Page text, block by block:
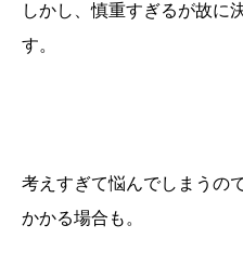
しかし、慎重すぎるが故に
す。
考えすぎて悩んでしまうの
かかる場合も。